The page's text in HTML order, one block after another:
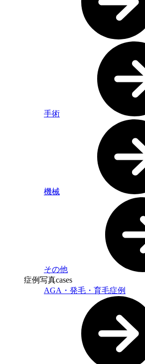
手術
機械
その他
症例写真cases
AGA・発毛・育毛症例